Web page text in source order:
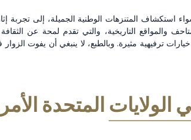
استكشاف المتنزهات الوطنية الجميلة، إلى تجربة
التاريخية، والتي تقدم لمحة عن الثقافة
ترفيهية مثيرة. وبالطبع، لا ينبغي أن يفوت
المتحدة